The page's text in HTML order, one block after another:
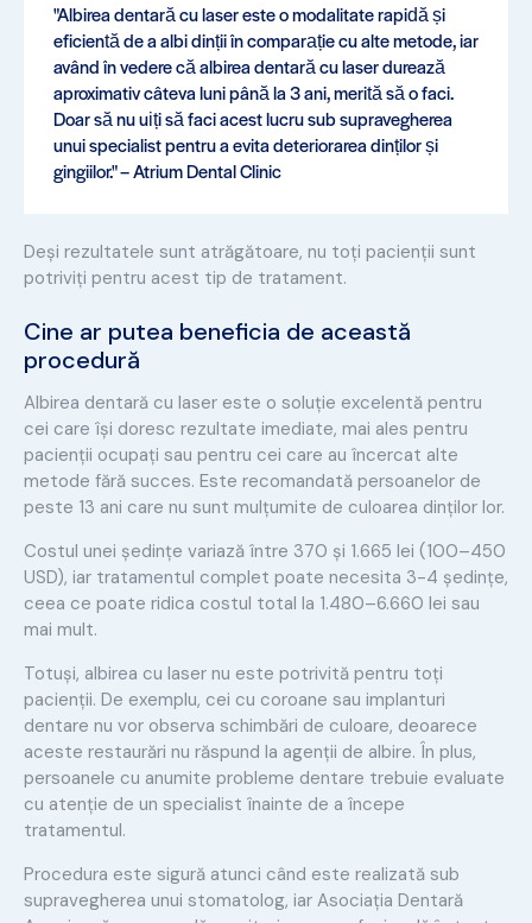
"Albirea dentară cu laser este o modalitate rapidă și
eficientă de a albi dinții în comparație cu alte metode, iar
având în vedere că albirea dentară cu laser durează
aproximativ câteva luni până la 3 ani, merită să o faci.
Doar să nu uiți să faci acest lucru sub supravegherea
unui specialist pentru a evita deteriorarea dinților și
gingiilor." – Atrium Dental Clinic
Deși rezultatele sunt atrăgătoare, nu toți pacienții sunt
potriviți pentru acest tip de tratament.
Cine ar putea beneficia de această
procedură
Albirea dentară cu laser este o soluție excelentă pentru
cei care își doresc rezultate imediate, mai ales pentru
pacienții ocupați sau pentru cei care au încercat alte
metode fără succes. Este recomandată persoanelor de
peste 13 ani care nu sunt mulțumite de culoarea dinților lor.
Costul unei ședințe variază între 370 și 1.665 lei (100–450
USD), iar tratamentul complet poate necesita 3-4 ședințe,
ceea ce poate ridica costul total la 1.480–6.660 lei sau
mai mult.
Totuși, albirea cu laser nu este potrivită pentru toți
pacienții. De exemplu, cei cu coroane sau implanturi
dentare nu vor observa schimbări de culoare, deoarece
aceste restaurări nu răspund la agenții de albire. În plus,
persoanele cu anumite probleme dentare trebuie evaluate
cu atenție de un specialist înainte de a începe
tratamentul.
Procedura este sigură atunci când este realizată sub
supravegherea unui stomatolog, iar Asociația Dentară